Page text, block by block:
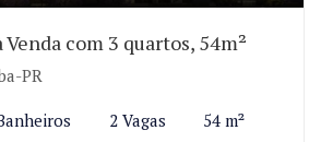
com 3 quartos, 54m²
PR
2 Vagas 54 m²